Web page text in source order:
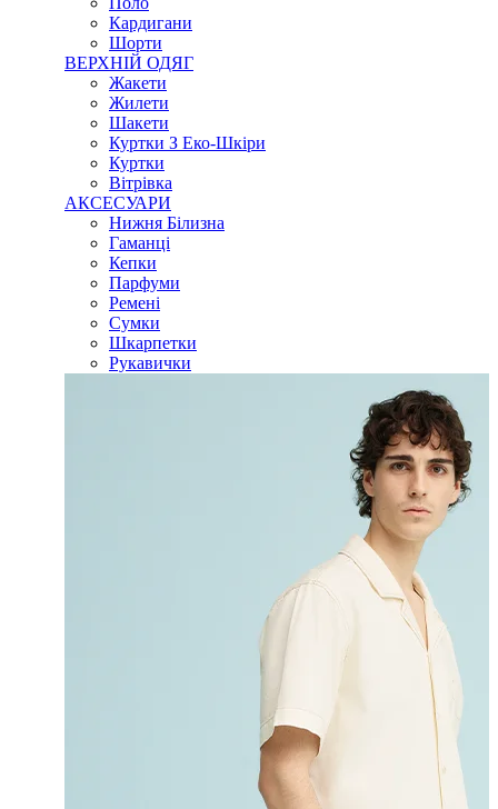
Кардигани
Шорти
ВЕРХНІЙ ОДЯГ
Жакети
Жилети
Шакети
Куртки З Еко-Шкіри
Куртки
Вітрівка
АКСЕСУАРИ
Нижня Білизна
Гаманці
Кепки
Парфуми
Ремені
Сумки
Шкарпетки
Рукавички